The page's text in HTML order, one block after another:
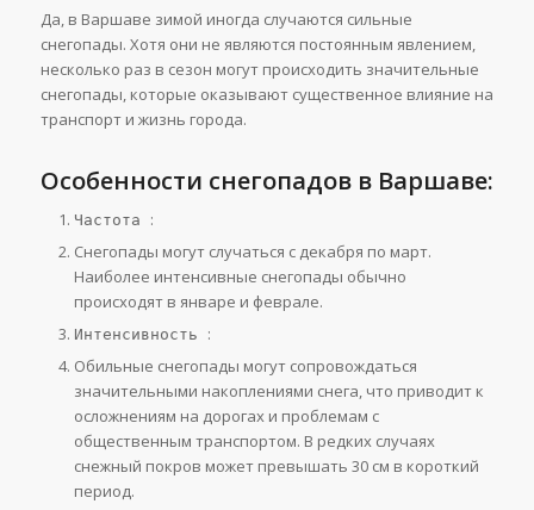
Да, в Варшаве зимой иногда случаются сильные
снегопады. Хотя они не являются постоянным явлением,
несколько раз в сезон могут происходить значительные
снегопады, которые оказывают существенное влияние на
транспорт и жизнь города.
Особенности снегопадов в Варшаве:
Частота :
Снегопады могут случаться с декабря по март.
Наиболее интенсивные снегопады обычно
происходят в январе и феврале.
Интенсивность :
Обильные снегопады могут сопровождаться
значительными накоплениями снега, что приводит к
осложнениям на дорогах и проблемам с
общественным транспортом. В редких случаях
снежный покров может превышать 30 см в короткий
период.